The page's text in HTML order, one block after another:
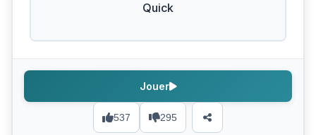
Quick
537 295
Jouer